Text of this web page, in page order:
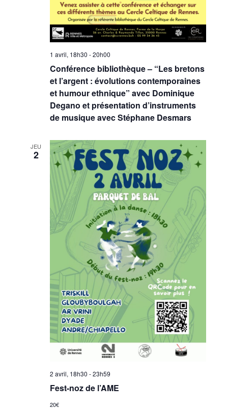
1 avril, 18h30 -20h00
Conférence bibliothèque – “Les bretons
et l’argent : évolutions contemporaines
et humour ethnique” avec Dominique
Degano et présentation d’instruments
de musique avec Stéphane Desmars
JEU
2
2 avril, 18h30 -23h59
Fest-noz de l’AME
20€